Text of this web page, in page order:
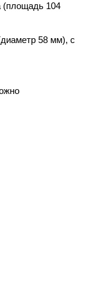
(площадь 104
58 мм), с